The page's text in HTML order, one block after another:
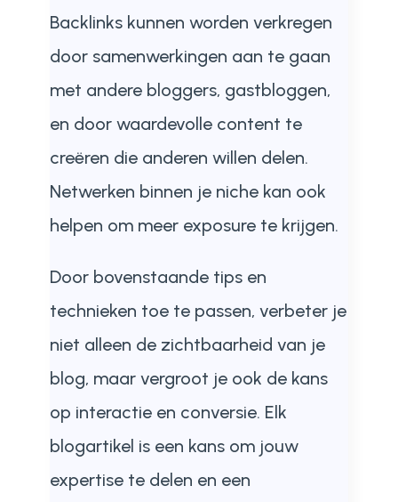
Backlinks kunnen worden verkregen
door samenwerkingen aan te gaan
met andere bloggers, gastbloggen,
en door waardevolle content te
creëren die anderen willen delen.
Netwerken binnen je niche kan ook
helpen om meer exposure te krijgen.
Door bovenstaande tips en
technieken toe te passen, verbeter je
niet alleen de zichtbaarheid van je
blog, maar vergroot je ook de kans
op interactie en conversie. Elk
blogartikel is een kans om jouw
expertise te delen en een